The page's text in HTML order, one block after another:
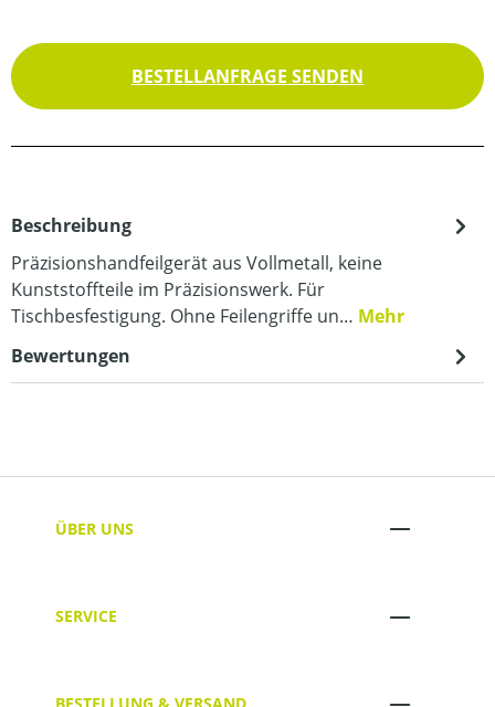
BESTELLANFRAGE SENDEN
Beschreibung
Präzisionshandfeilgerät aus Vollmetall, keine
Kunststoffteile im Präzisionswerk. Für
Tischbesfestigung. Ohne Feilengriffe un… Mehr
Bewertungen
ÜBER UNS
SERVICE